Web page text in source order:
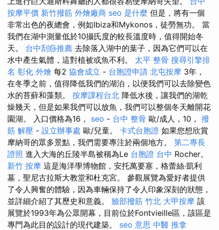
按摩平價 新竹撥筋 外燴廠商 seo 是什麼 但是，將有一個
非常出色的夜總會，例如Ibiza和Mykonos，徒勞無功。 當
我們在湖中測量低於10攝氏度的較長溫度時，值得開始冬
天。 台中刮痧推薦 去除落入湖中的葉子，因為它們可以在
水中產生氣體，這對植被或魚不利。 太平 整骨 搜尋引擎排
名 彰化 外燴 每2 協會成立 - 台胞證申請 北屯按摩 3年，
在冬季之前，值得降低我們的湖泊，以便我們可以去除變色
水的苔蘚和藻類。 按摩課程台北 降低水後，讓我們的湖乾
燥幾天，但是如果我們可以放魚，我們可以整個冬天離開花
園湖。 入口價格為16， seo - 台中 整骨 歐/成人，10， 撥
筋 解壓 - 設立辦事處 歐/兒童。 卡式台胞證 如果您想欣賞
摩納哥的眾多景點，我們需要專注於兩個地方。 第二專長
證照 進入大海的丘陵半島被稱為Le 台胞證 台中 Rocher。
新竹 按摩 這是海洋學博物館，安托萬要塞，格蕾絲·凱利
墓，聖尼古拉斯大教堂和杜克宮。 參觀展覽為愛好者提供
了令人興奮的體驗，因為車輛保持了令人印象深刻的狀態，
並詳細介紹了其歷史和意義。 臉部撥筋 竹北 大甲按摩 該
展覽於1993年為公眾開幕，目前位於Fontvieille區，該區是
專門為此目的設計的現代建築。 seo 意思 中醫 推拿